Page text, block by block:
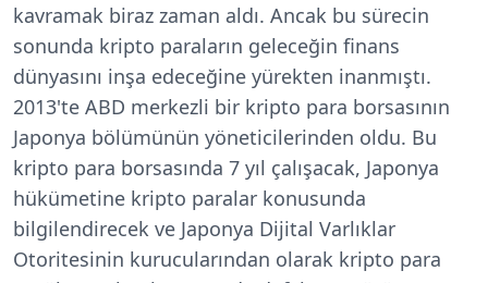
kavramak biraz zaman aldı. Ancak bu sürecin
sonunda kripto paraların geleceğin finans
dünyasını inşa edeceğine yürekten inanmıştı.
2013'te ABD merkezli bir kripto para borsasının
Japonya bölümünün yöneticilerinden oldu. Bu
kripto para borsasında 7 yıl çalışacak, Japonya
hükümetine kripto paralar konusunda
bilgilendirecek ve Japonya Dijital Varlıklar
Otoritesinin kurucularından olarak kripto para